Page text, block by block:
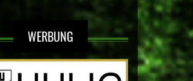
WERBUNG